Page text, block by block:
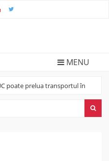
MENU
poate prelua transportul în